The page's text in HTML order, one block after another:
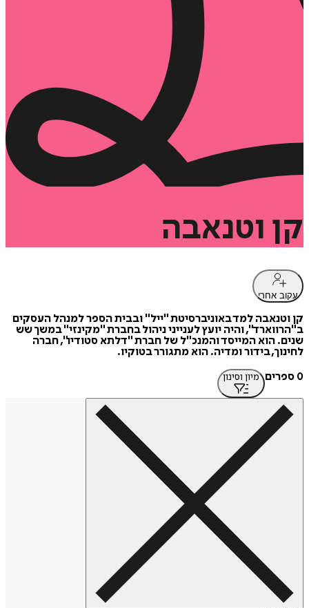
קן וטנאבה
עקוב אחרי
קן וטנאבה למד באוניברסיטת "ייל" ובבית הספר למנהל העסקים
ב"הרווארד", והיה יועץ לענייני ניהול בחברת "מקינזי" במשך שש
שנים. הוא המייסד והמנכ"ל של חברת "דלתא סטודיו", חברה
לחינוך, בידור ומדיה. הוא מתגורר בטוקיו.
0 ספרים
מיון וסינון